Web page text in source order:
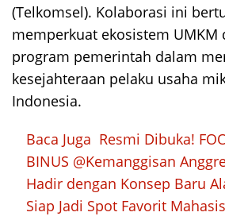
(Telkomsel). Kolaborasi ini
memperkuat ekosistem UMKM
program pemerintah dalam
kesejahteraan pelaku usaha
Indonesia.
Baca Juga Resmi Dibuka!
BINUS @Kemanggisan
Hadir dengan Konsep Baru
Siap Jadi Spot Favorit